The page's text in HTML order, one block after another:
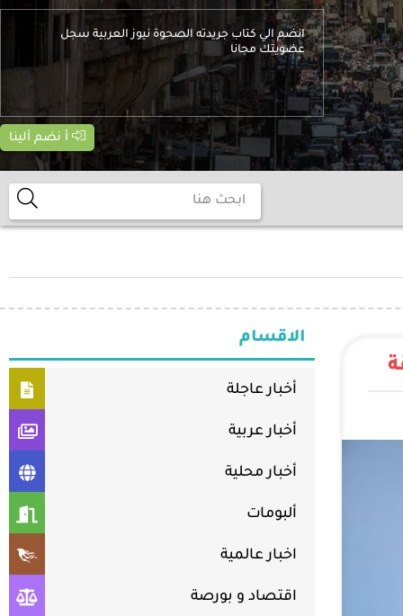
انضم الي كتاب جريدته الصحوة نيوز العربية سجل
عضويتك مجانا
أ نضم ألينا
الاقسام
أخبار عاجلة
أخبار عربية
أخبار محلية
ألبومات
اخبار عالمية
اقتصاد و بورصة